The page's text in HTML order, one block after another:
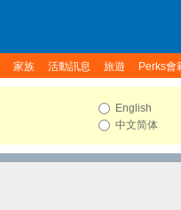
家族 活動訊息 旅遊 Perks會
English
中文简体